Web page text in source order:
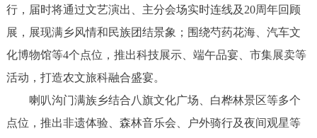
行，届时将通过文艺演出、主分会场实时连线及20周年回顾
展，展现满乡风情和民族团结景象；围绕芍药花海、汽车文
化博物馆等4个点位，推出科技展示、端午品宴、市集展卖等
活动，打造农文旅科融合盛宴。
喇叭沟门满族乡结合八旗文化广场、白桦林景区等多个
点位，推出非遗体验、森林音乐会、户外骑行及夜间观星等